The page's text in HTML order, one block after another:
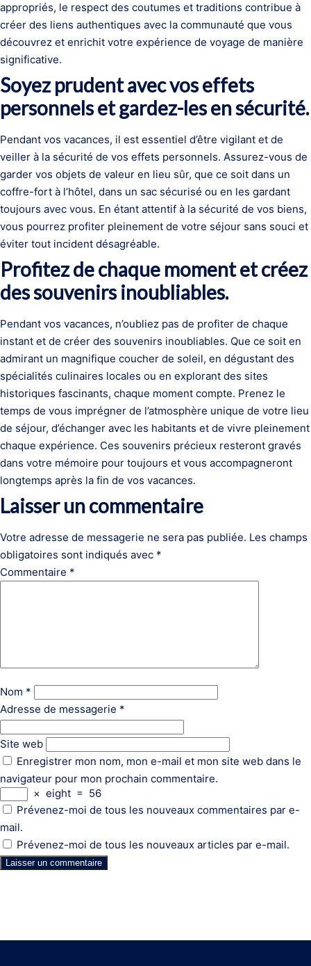
appropriés, le respect des coutumes et traditions contribue à
créer des liens authentiques avec la communauté que vous
découvrez et enrichit votre expérience de voyage de manière
significative.
Soyez prudent avec vos effets
personnels et gardez-les en sécurité.
Pendant vos vacances, il est essentiel d’être vigilant et de
veiller à la sécurité de vos effets personnels. Assurez-vous de
garder vos objets de valeur en lieu sûr, que ce soit dans un
coffre-fort à l’hôtel, dans un sac sécurisé ou en les gardant
toujours avec vous. En étant attentif à la sécurité de vos biens,
vous pourrez profiter pleinement de votre séjour sans souci et
éviter tout incident désagréable.
Profitez de chaque moment et créez
des souvenirs inoubliables.
Pendant vos vacances, n’oubliez pas de profiter de chaque
instant et de créer des souvenirs inoubliables. Que ce soit en
admirant un magnifique coucher de soleil, en dégustant des
spécialités culinaires locales ou en explorant des sites
historiques fascinants, chaque moment compte. Prenez le
temps de vous imprégner de l’atmosphère unique de votre lieu
de séjour, d’échanger avec les habitants et de vivre pleinement
chaque expérience. Ces souvenirs précieux resteront gravés
dans votre mémoire pour toujours et vous accompagneront
longtemps après la fin de vos vacances.
Laisser un commentaire
Votre adresse de messagerie ne sera pas publiée. Les champs
obligatoires sont indiqués avec *
Commentaire *
Nom *
Adresse de messagerie *
Site web
Enregistrer mon nom, mon e-mail et mon site web dans le
navigateur pour mon prochain commentaire.
× eight = 56
Prévenez-moi de tous les nouveaux commentaires par e-
mail.
Prévenez-moi de tous les nouveaux articles par e-mail.